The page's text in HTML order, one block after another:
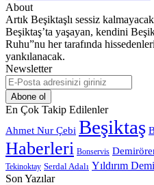
About
Artık Beşiktaşlı sessiz
Beşiktaş’ta yaşayan, kendini
Ruhu”nu her tarafında
yankılanacak.
Newsletter
E-
Posta
adresinizi
giriniz
En Çok Takip Edilenler
Ahmet Nur Çebi Beşiktaş
Haberleri Bonservis
Tekinoktay Serdal Adalı Yıldırım
Son Yazılar